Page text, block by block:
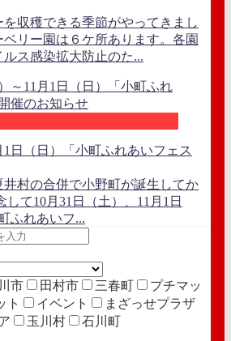
収穫できる季節がやってきまし
リー園は６ケ所あります。各園
ス感染拡大防止のた...
1日（日）「小町ふれあいフェス
村の合併で小野町が誕生してか
して10月31日（土）、11月1日
ふれあいフ...
市 田村市 三春町
プチマッ
ト イベント
まざっせプラザ
玉川村 石川町